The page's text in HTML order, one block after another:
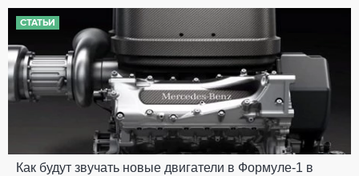
СТАТЬИ
Как будут звучать новые двигатели в Формуле-1 в